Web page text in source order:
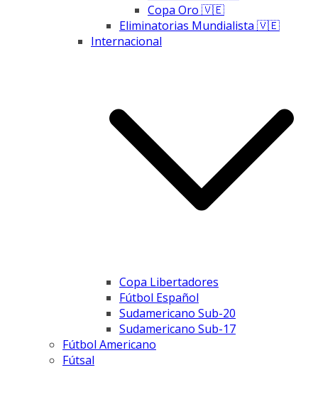
Copa Oro 🇻🇪
Eliminatorias Mundialista 🇻🇪
Internacional
Copa Libertadores
Fútbol Español
Sudamericano Sub-20
Sudamericano Sub-17
Fútbol Americano
Fútsal